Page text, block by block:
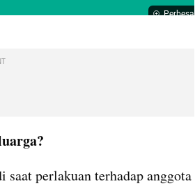
Perbesar
perlakuan terhadap anggota